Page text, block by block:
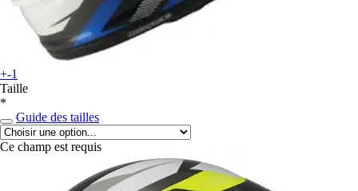
+-1
Taille
*
Guide des tailles
Ce champ est requis